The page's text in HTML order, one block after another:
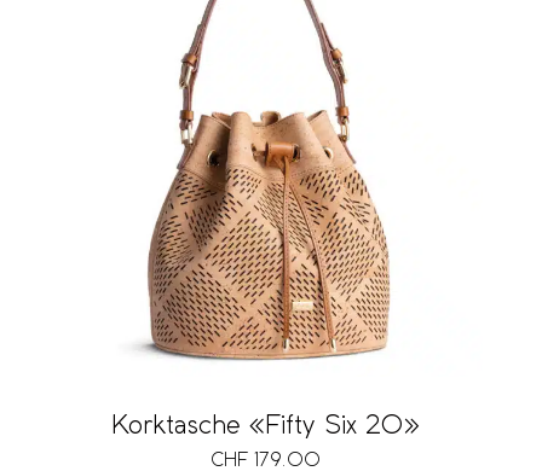
Korktasche «Fifty Six 20»
CHF 179.00